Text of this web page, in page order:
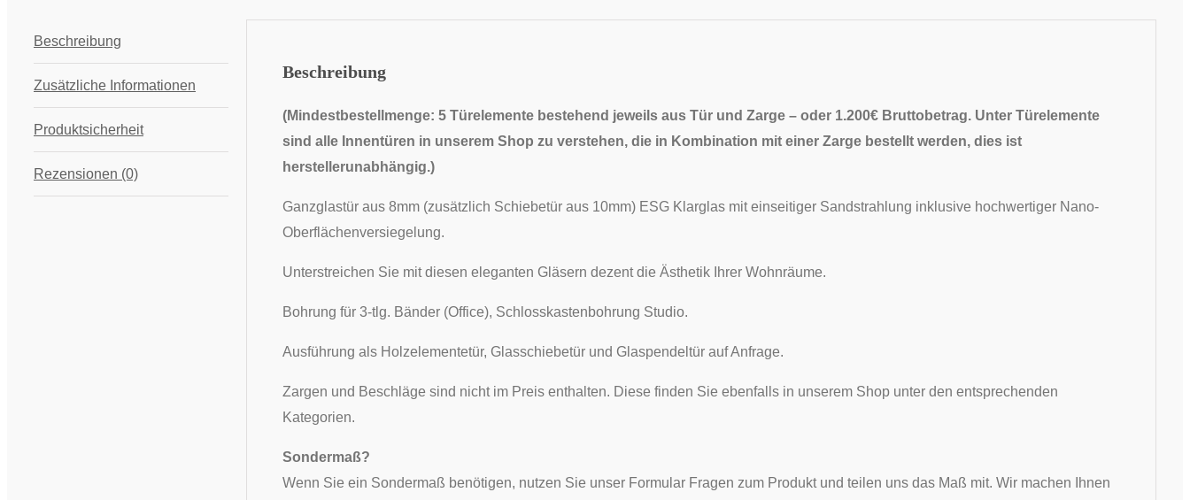
Beschreibung
Zusätzliche Informationen
Produktsicherheit
Rezensionen (0)
Beschreibung
(Mindestbestellmenge: 5 Türelemente bestehend jeweils aus Tür und Zarge – oder 1.200€ Bruttobetrag. Unter Türelemente
sind alle Innentüren in unserem Shop zu verstehen, die in Kombination mit einer Zarge bestellt werden, dies ist
herstellerunabhängig.)
Ganzglastür aus 8mm (zusätzlich Schiebetür aus 10mm) ESG Klarglas mit einseitiger Sandstrahlung inklusive hochwertiger Nano-
Oberflächenversiegelung.
Unterstreichen Sie mit diesen eleganten Gläsern dezent die Ästhetik Ihrer Wohnräume.
​Bohrung für 3-tlg. Bänder (Office), Schlosskastenbohrung Studio.
Ausführung als Holzelementetür, Glasschiebetür und Glaspendeltür auf Anfrage.
Zargen und Beschläge sind nicht im Preis enthalten. Diese finden Sie ebenfalls in unserem Shop unter den entsprechenden
Kategorien.
Sondermaß?
Wenn Sie ein Sondermaß benötigen, nutzen Sie unser Formular Fragen zum Produkt und teilen uns das Maß mit. Wir machen Ihnen